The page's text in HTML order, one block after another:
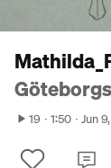
19 1:50 Jun